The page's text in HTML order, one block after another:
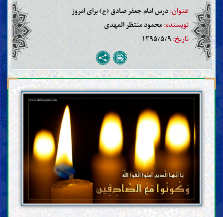
عنوان:درس امام جعفر صادق (ع) برای امروز
نویسنده:محمود منتظر المهدی
تاریخ:۱۳۹۵/۵/۹